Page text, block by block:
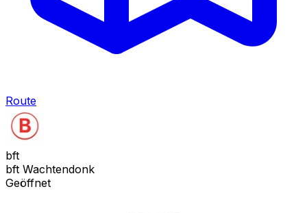
Route
bft
bft Wachtendonk
Geöffnet